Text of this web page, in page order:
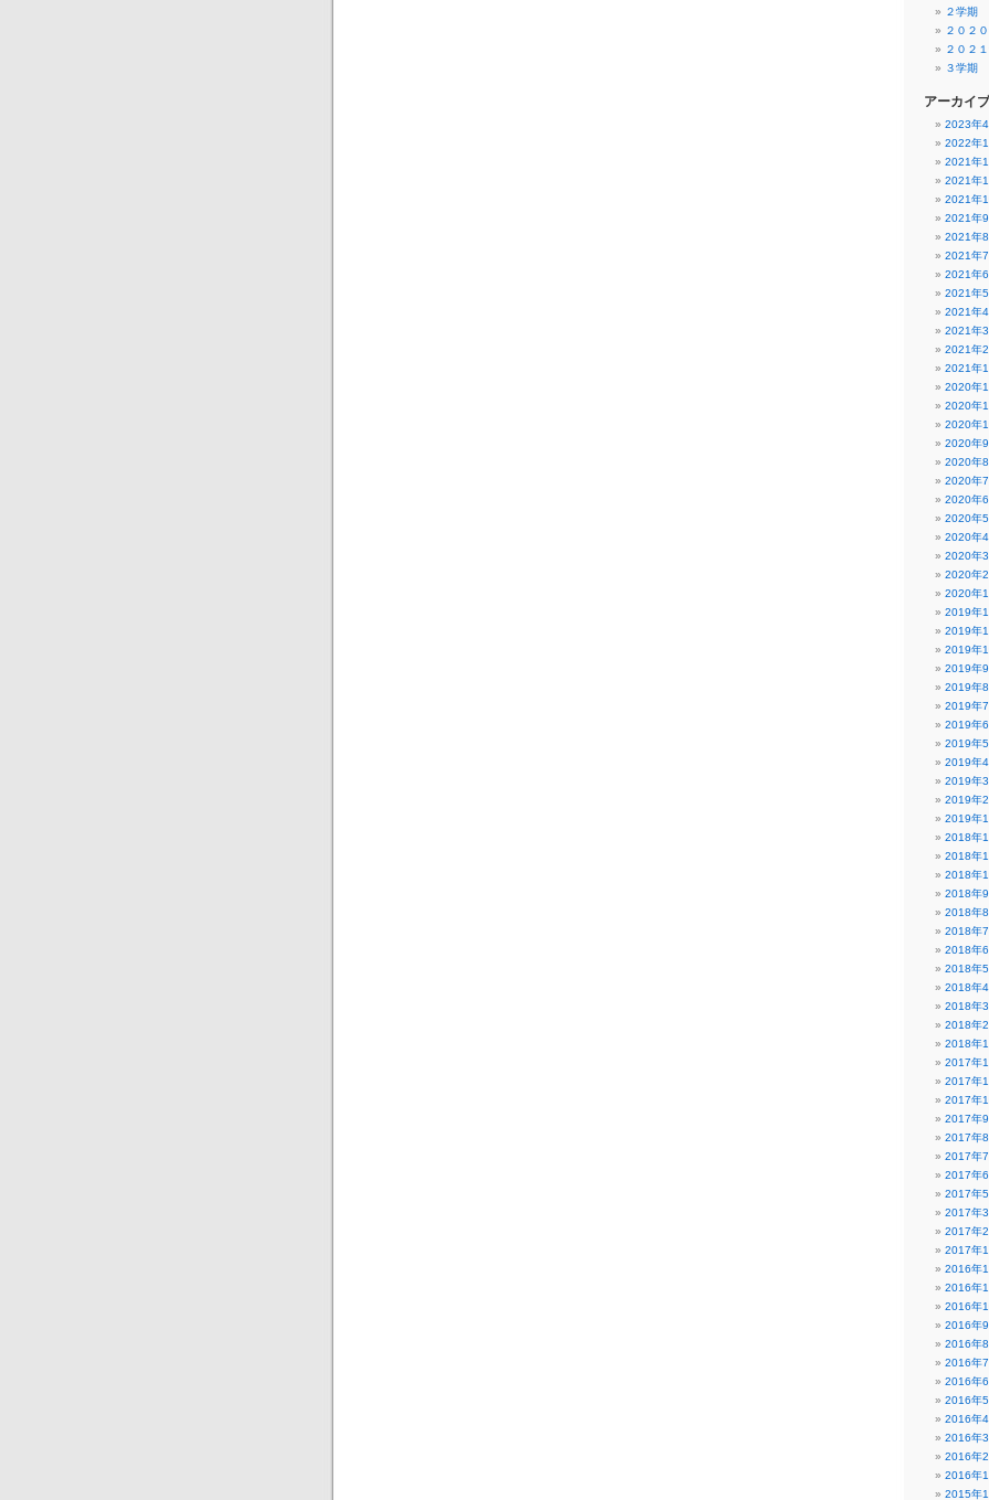
２学期
２０２
２０２
３学期
アーカイブ
2023年4
2022年1
2021年
2021年
2021年
2021年9
2021年8
2021年7
2021年6
2021年5
2021年4
2021年3
2021年2
2021年1
2020年
2020年
2020年
2020年9
2020年8
2020年7
2020年6
2020年5
2020年4
2020年3
2020年2
2020年1
2019年
2019年
2019年
2019年9
2019年8
2019年7
2019年6
2019年5
2019年4
2019年3
2019年2
2019年1
2018年
2018年
2018年
2018年9
2018年8
2018年7
2018年6
2018年5
2018年4
2018年3
2018年2
2018年1
2017年
2017年
2017年
2017年9
2017年8
2017年7
2017年6
2017年5
2017年3
2017年2
2017年1
2016年
2016年
2016年
2016年9
2016年8
2016年7
2016年6
2016年5
2016年4
2016年3
2016年2
2016年1
2015年